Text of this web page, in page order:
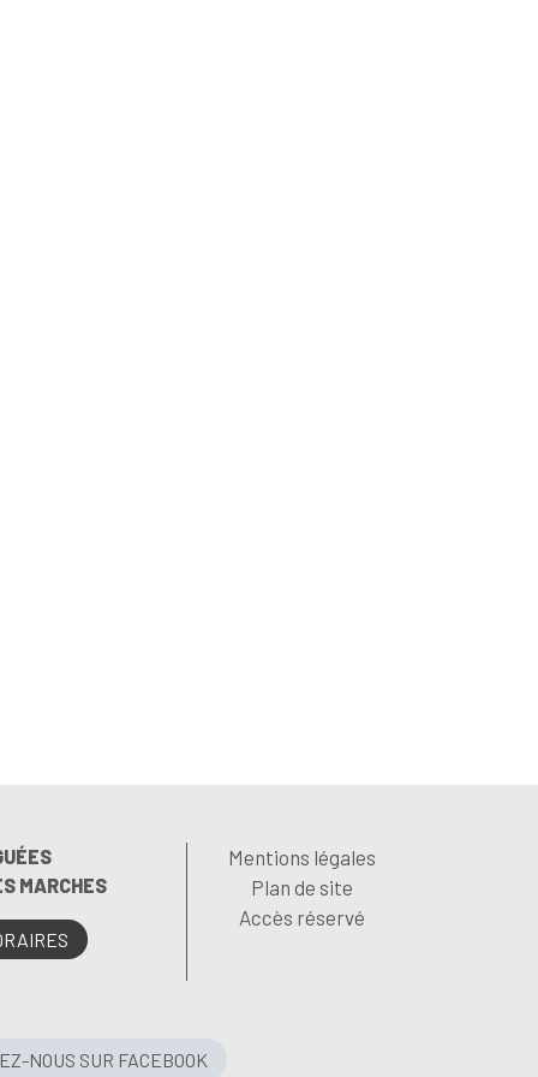
MARCHES
Mentions légales
Plan de site
Accès réservé
NOUS SUR FACEBOOK